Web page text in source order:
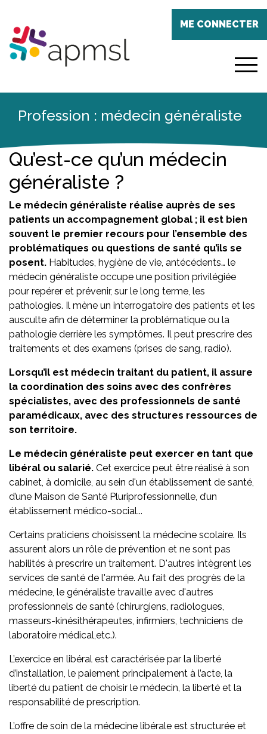
contenu
principal
ME CONNECTER
menu
Profession : médecin généraliste
Qu’est-ce qu’un médecin
généraliste ?
Le médecin généraliste réalise auprès de ses
patients un accompagnement global ; il est bien
souvent le premier recours pour l’ensemble des
problématiques ou questions de santé qu’ils se
posent. Habitudes, hygiène de vie, antécédents… le
médecin généraliste occupe une position privilégiée
pour repérer et prévenir, sur le long terme, les
pathologies. Il mène un interrogatoire des patients et les
ausculte afin de déterminer la problématique ou la
pathologie derrière les symptômes. Il peut prescrire des
traitements et des examens (prises de sang, radio).
Lorsqu’il est médecin traitant du patient, il assure
la coordination des soins avec des confrères
spécialistes, avec des professionnels de santé
paramédicaux, avec des structures ressources de
son territoire.
Le médecin généraliste peut exercer en tant que
libéral ou salarié. Cet exercice peut être réalisé à son
cabinet, à domicile, au sein d'un établissement de santé,
d’une Maison de Santé Pluriprofessionnelle, d’un
établissement médico-social...
Certains praticiens choisissent la médecine scolaire. Ils
assurent alors un rôle de prévention et ne sont pas
habilités à prescrire un traitement. D'autres intègrent les
services de santé de l'armée. Au fait des progrès de la
médecine, le généraliste travaille avec d'autres
professionnels de santé (chirurgiens, radiologues,
masseurs-kinésithérapeutes, infirmiers, techniciens de
laboratoire médical,etc.).
L’exercice en libéral est caractérisée par la liberté
d’installation, le paiement principalement à l’acte, la
liberté du patient de choisir le médecin, la liberté et la
responsabilité de prescription.
L’offre de soin de la médecine libérale est structurée et